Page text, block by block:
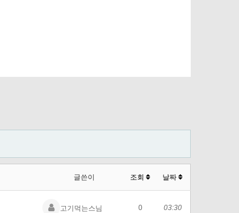
글쓴이 조회 날짜
고기먹는스님 0 03:30